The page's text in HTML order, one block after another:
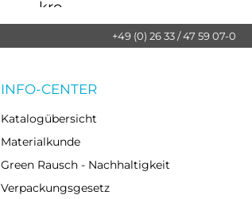
+49 (0) 26 33 / 47 59 07-0
INFO-CENTER
Katalogübersicht
Materialkunde
Green Rausch - Nachhaltigkeit
Verpackungsgesetz